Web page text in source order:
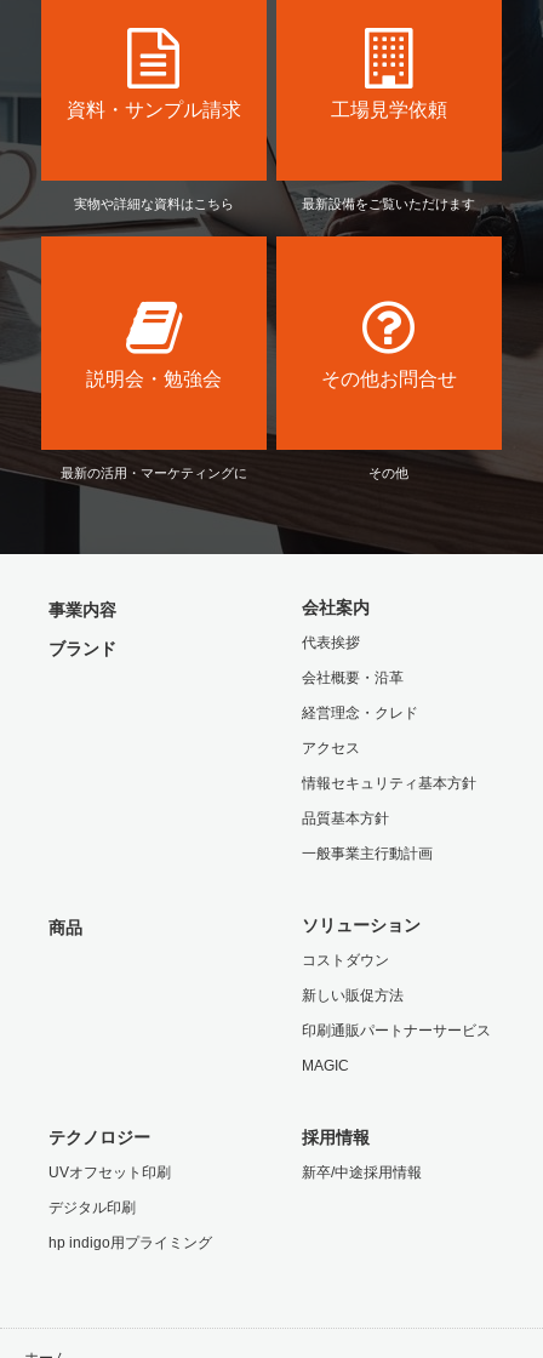
資料・サンプル請求
実物や詳細な資料はこちら
工場見学依頼
最新設備をご覧いただけます
説明会・勉強会
最新の活用・マーケティングに
その他お問合せ
その他
事業内容
ブランド
会社案内
代表挨拶
会社概要・沿革
経営理念・クレド
アクセス
情報セキュリティ基本方針
品質基本方針
一般事業主行動計画
商品 ソリューション
コストダウン
新しい販促方法
印刷通販パートナーサービス
MAGIC
テクノロジー
UVオフセット印刷
デジタル印刷
hp indigo用プライミング
採用情報
新卒/中途採用情報